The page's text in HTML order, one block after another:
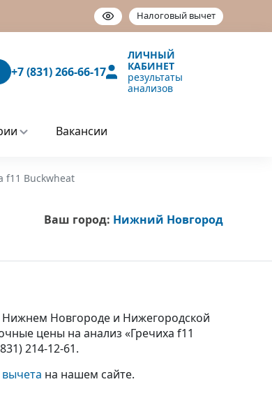
Налоговый вычет
+7 (831) 266-66-17
ЛИЧНЫЙ
КАБИНЕТ
результаты
анализов
Вакансии
f11 Buckwheat
Ваш город: Нижний Новгород
Нижнем Новгороде и Нижегородской
цены на анализ «Гречиха f11
214-12-61.
вычета на нашем сайте.